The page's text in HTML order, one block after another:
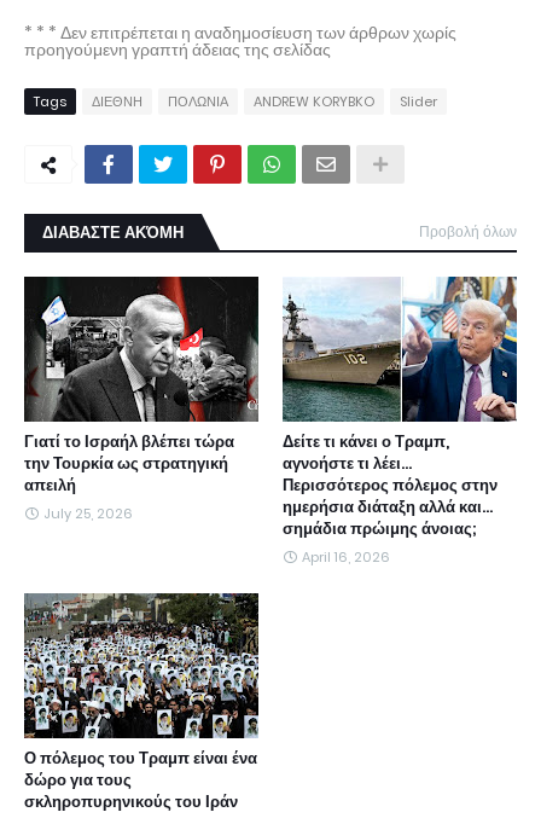
* * * Δεν επιτρέπεται η αναδημοσίευση των άρθρων χωρίς
προηγούμενη γραπτή άδειας της σελίδας
Tags ΔΙΕΘΝΗ ΠΟΛΩΝΙΑ ANDREW KORYBKO Slider
ΔΙΑΒΑΣΤΕ ΑΚΌΜΗ Προβολή όλων
Γιατί το Ισραήλ βλέπει τώρα
την Τουρκία ως στρατηγική
απειλή
July 25, 2026
Δείτε τι κάνει ο Τραμπ,
αγνοήστε τι λέει...
Περισσότερος πόλεμος στην
ημερήσια διάταξη αλλά και...
σημάδια πρώιμης άνοιας;
April 16, 2026
Ο πόλεμος του Τραμπ είναι ένα
δώρο για τους
σκληροπυρηνικούς του Ιράν